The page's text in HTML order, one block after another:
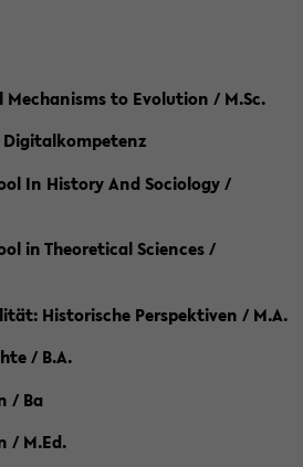
Mechanisms to Evolution / M.Sc.
In History And Sociology /
in Theoretical Sciences /
Historische Perspektiven / M.A.
/ B.A.
/ Ba
/ M.Ed.